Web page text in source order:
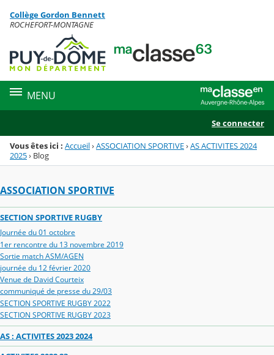
Menu de la rubrique
Contenu
Collège Gordon Bennett
ROCHEFORT-MONTAGNE
MENU
Se connecter
Vous êtes ici : Accueil›ASSOCIATION SPORTIVE›AS ACTIVITES 2024
2025› Blog
ASSOCIATION SPORTIVE
SECTION SPORTIVE RUGBY
Journée du 01 octobre
1er rencontre du 13 novembre 2019
Sortie match ASM/AGEN
journée du 12 février 2020
Venue de David Courteix
communiqué de presse du 29/03
SECTION SPORTIVE RUGBY 2022
SECTION SPORTIVE RUGBY 2023
AS : ACTIVITES 2023 2024